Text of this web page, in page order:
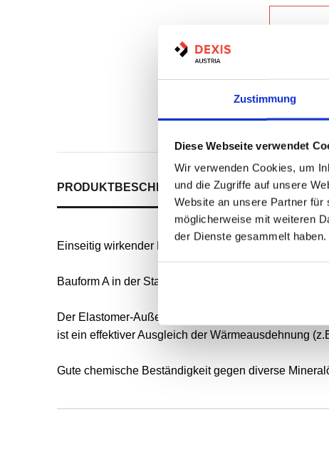
Zustimmung
Diese Webseite verwendet
Wir verwenden Cookies, um
und die Zugriffe auf unsere
Website an unsere Partner für
möglicherweise mit weiteren
der Dienste gesammelt haben.
Lager
Print
PRODUKTBESCHREIBUNGALLE
Einseitig wirkender Radial-Wellendichtring für
Bauform A in der Standardausführung nach DIN
Der Elastomer-Außenmantel ermöglicht eine gute
ist ein effektiver Ausgleich der Wärmeausdehnung
Gute chemische Beständigkeit gegen diverse